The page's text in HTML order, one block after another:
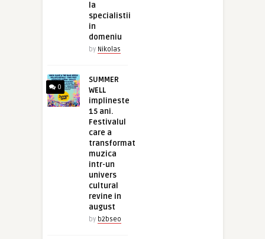
la
specialistii
in
domeniu
by Nikolas
0
SUMMER
WELL
implineste
15 ani.
Festivalul
care a
transformat
muzica
intr-un
univers
cultural
revine in
august
by b2bseo